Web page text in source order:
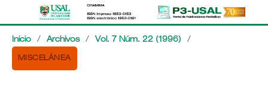
Inicio / Archivos / Vol. 7 Núm. 22 (1996) /
MISCELÁNEA